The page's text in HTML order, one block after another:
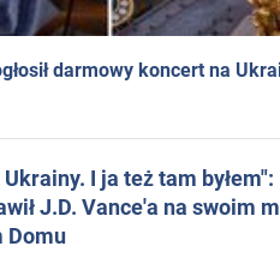
darmowy koncert na
I ja też tam
J.D. Vance'a na swoim
Domu